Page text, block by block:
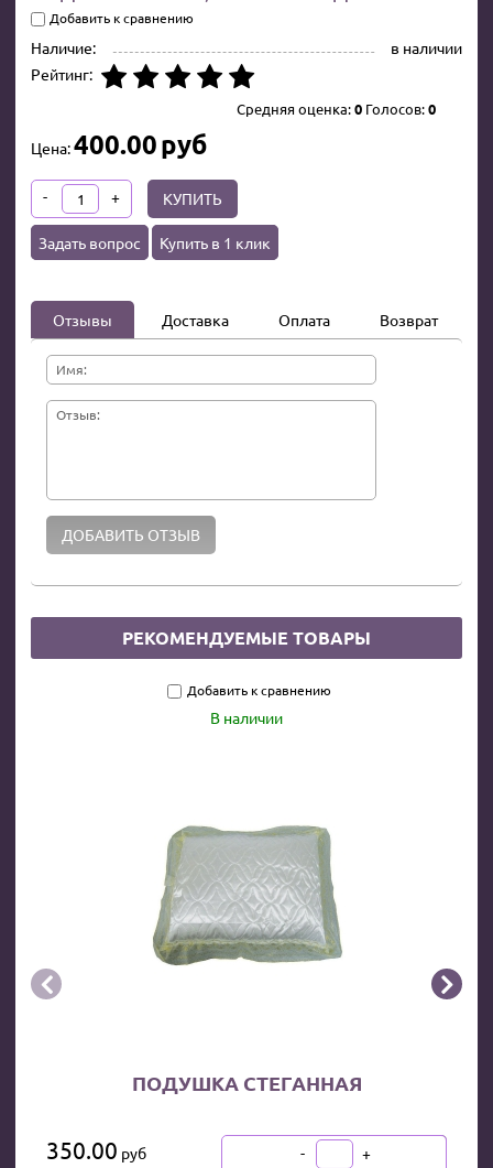
Добавить к сравнению
Наличие:
в наличии
Рейтинг:
Средняя оценка:0 Голосов:0
Цена:400.00руб
- + КУПИТЬ
Задать вопрос Купить в 1 клик
Отзывы Доставка Оплата Возврат
Имя:
Отзыв:
РЕКОМЕНДУЕМЫЕ ТОВАРЫ
Добавить к сравнению
В наличии
ПОДУШКА СТЕГАННАЯ
350.00 руб В КОРЗИНУ
- +
 